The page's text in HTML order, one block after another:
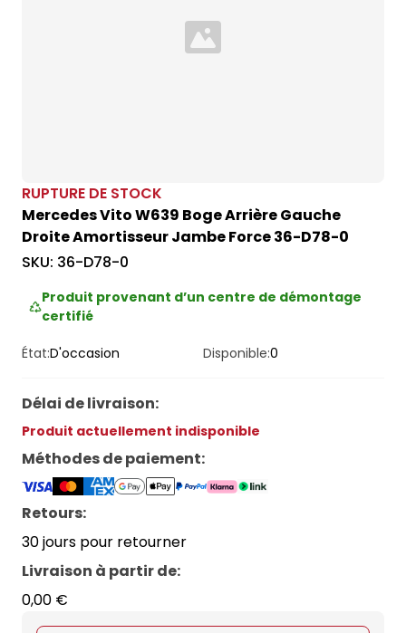
Loading...
RUPTURE DE STOCK
Mercedes Vito W639 Boge Arrière Gauche
Droite Amortisseur Jambe Force 36-D78-0
SKU: 36-D78-0
Produit provenant d’un centre de démontage
certifié
État:D'occasion Disponible:0
Délai de livraison:
Produit actuellement indisponible
Méthodes de paiement:
Retours:
30 jours pour retourner
Livraison à partir de:
0,00 €